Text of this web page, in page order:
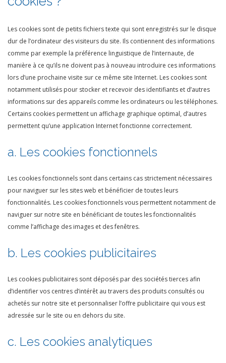
Les cookies sont de petits fichiers texte qui sont enregistrés sur le disque
dur de l’ordinateur des visiteurs du site. Ils contiennent des informations
comme par exemple la préférence linguistique de l’internaute, de
manière à ce qu’ils ne doivent pas à nouveau introduire ces informations
lors d’une prochaine visite sur ce même site Internet. Les cookies sont
notamment utilisés pour stocker et recevoir des identifiants et d’autres
informations sur des appareils comme les ordinateurs ou les téléphones.
Certains cookies permettent un affichage graphique optimal, d’autres
permettent qu’une application Internet fonctionne correctement.
a. Les cookies fonctionnels
Les cookies fonctionnels sont dans certains cas strictement nécessaires
pour naviguer sur les sites web et bénéficier de toutes leurs
fonctionnalités. Les cookies fonctionnels vous permettent notamment de
naviguer sur notre site en bénéficiant de toutes les fonctionnalités
comme l’affichage des images et des fenêtres.
b. Les cookies publicitaires
Les cookies publicitaires sont déposés par des sociétés tierces afin
d’identifier vos centres d’intérêt au travers des produits consultés ou
achetés sur notre site et personnaliser l’offre publicitaire qui vous est
adressée sur le site ou en dehors du site.
c. Les cookies analytiques